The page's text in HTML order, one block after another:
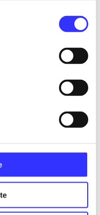
new world - the